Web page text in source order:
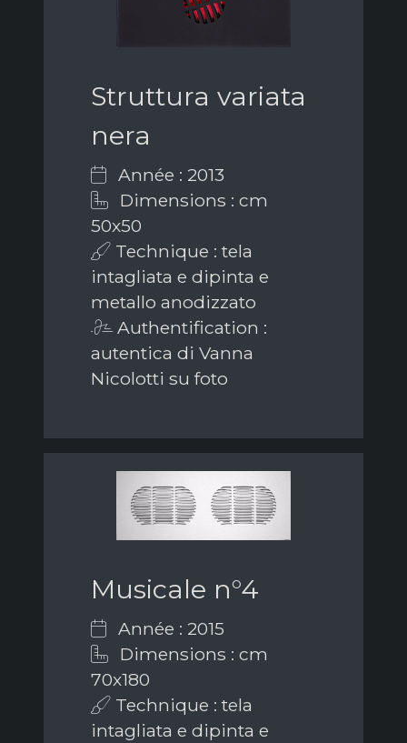
Struttura variata
nera
Année : 2013
Dimensions : cm
50x50
Technique : tela
intagliata e dipinta e
metallo anodizzato
Authentification :
autentica di Vanna
Nicolotti su foto
Musicale n°4
Année : 2015
Dimensions : cm
70x180
Technique : tela
intagliata e dipinta e